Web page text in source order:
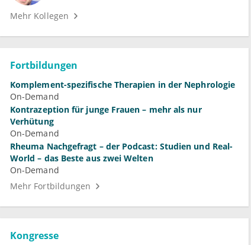
Mehr Kollegen
Fortbildungen
Komplement-spezifische Therapien in der Nephrologie
On-Demand
Kontrazeption für junge Frauen – mehr als nur
Verhütung
On-Demand
Rheuma Nachgefragt – der Podcast: Studien und Real-
World – das Beste aus zwei Welten
On-Demand
Mehr Fortbildungen
Kongresse